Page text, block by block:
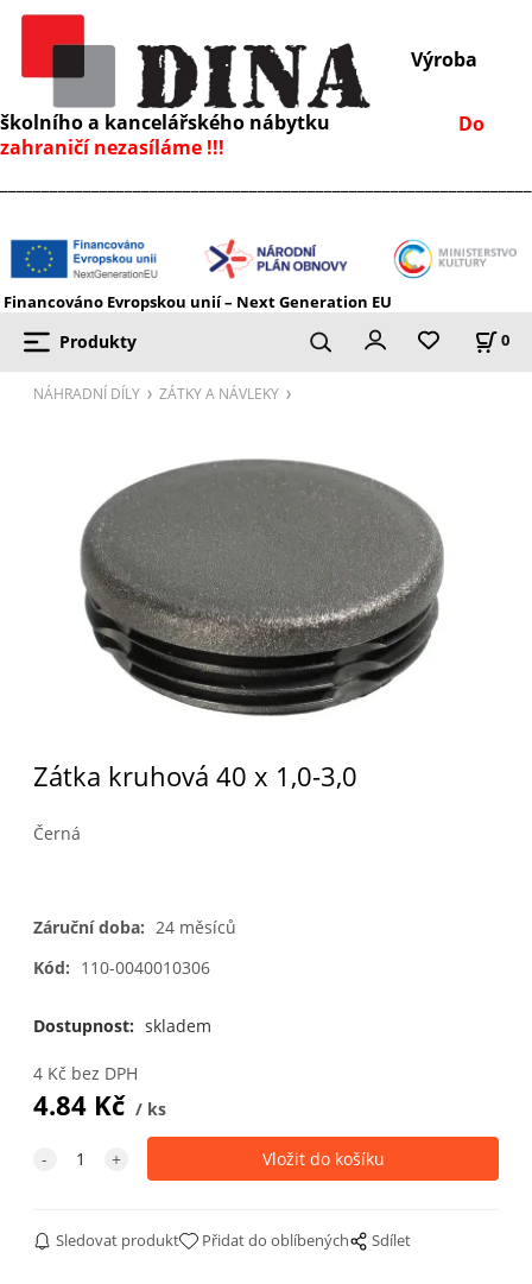
Výroba
školního a kancelářského nábytku Do
zahraničí nezasíláme !!!
Financováno Evropskou unií – Next Generation EU
Produkty 0
NÁHRADNÍ DÍLY ZÁTKY A NÁVLEKY
Zátka kruhová 40 x 1,0-3,0
Černá
Záruční doba: 24 měsíců
Kód: 110-0040010306
Dostupnost: skladem
4Kč bez DPH
4.84Kč ks
Sledovat produkt Přidat do oblíbených Sdílet